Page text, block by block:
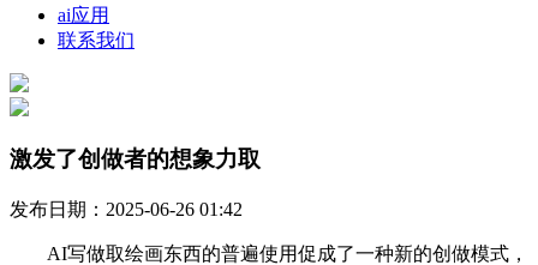
ai应用
联系我们
激发了创做者的想象力取
发布日期：2025-06-26 01:42
AI写做取绘画东西的普遍使用促成了一种新的创做模式，